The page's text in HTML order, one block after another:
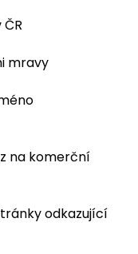
mravy
na komerční
odkazující